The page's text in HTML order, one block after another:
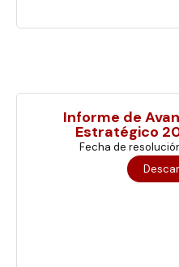
Informe de
Estratégico
Fecha de